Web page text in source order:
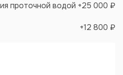
проточной водой +25 000 ₽
+12 800 ₽